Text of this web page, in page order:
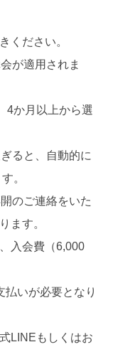
ください。
が適用されま
4か月以上から選
ると、自動的に
。
のご連絡をいた
ます。
入会費（6,000
いが必要となり
LINEもしくはお